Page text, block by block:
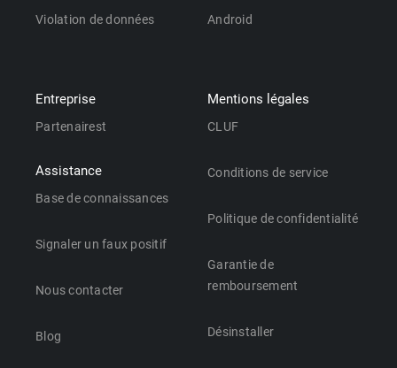
Violation de données Android
Entreprise
Partenairest
Assistance
Base de connaissances
Signaler un faux positif
Nous contacter
Blog
Mentions légales
CLUF
Conditions de service
Politique de confidentialité
Garantie de
remboursement
Désinstaller